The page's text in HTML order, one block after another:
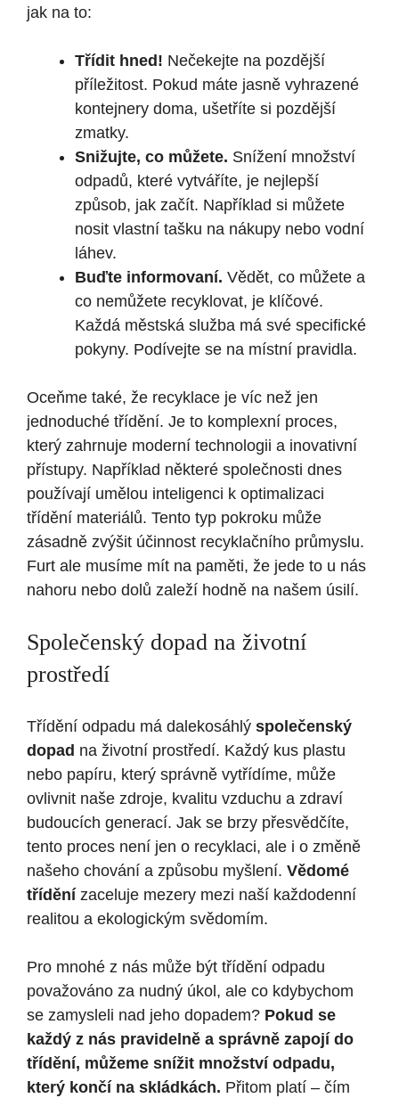
jak na to:
Třídit hned! Nečekejte na pozdější
příležitost. Pokud máte jasně vyhrazené
kontejnery doma, ušetříte si pozdější
zmatky.
Snižujte, co můžete. Snížení množství
odpadů, které vytváříte, je nejlepší
způsob, jak začít. Například si můžete
nosit vlastní tašku na nákupy nebo vodní
láhev.
Buďte informovaní. Vědět, co můžete a
co nemůžete recyklovat, je klíčové.
Každá městská služba má své specifické
pokyny. Podívejte se na místní pravidla.
Oceňme také, že recyklace je víc než jen
jednoduché třídění. Je to komplexní proces,
který zahrnuje moderní technologii a inovativní
přístupy. Například některé společnosti dnes
používají umělou inteligenci k optimalizaci
třídění materiálů. Tento typ pokroku může
zásadně zvýšit účinnost recyklačního průmyslu.
Furt ale musíme mít na paměti, že jede to u nás
nahoru nebo dolů zaleží hodně na našem úsilí.
Společenský dopad na životní
prostředí
Třídění odpadu má dalekosáhlý společenský
dopad na životní prostředí. Každý kus plastu
nebo papíru, který správně vytřídíme, může
ovlivnit naše zdroje, kvalitu vzduchu a zdraví
budoucích generací. Jak se brzy přesvědčíte,
tento proces není jen o recyklaci, ale i o změně
našeho chování a způsobu myšlení. Vědomé
třídění zaceluje mezery mezi naší každodenní
realitou a ekologickým svědomím.
Pro mnohé z nás může být třídění odpadu
považováno za nudný úkol, ale co kdybychom
se zamysleli nad jeho dopadem? Pokud se
každý z nás pravidelně a správně zapojí do
třídění, můžeme snížit množství odpadu,
který končí na skládkách. Přitom platí – čím